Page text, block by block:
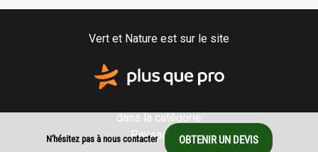
N'hésitez pas à nous contacter OBTENIR UN DEVIS
Vert et Nature est sur le site
dans la catégorie
Paysagiste